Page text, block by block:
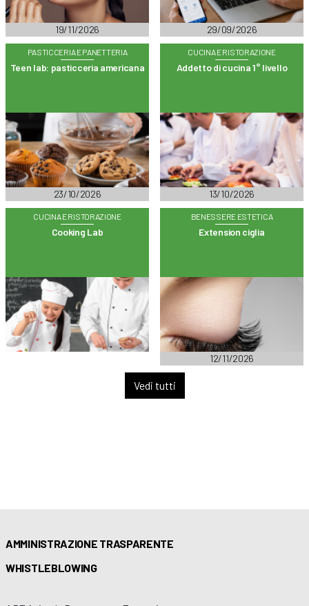
19/11/2026 29/09/2026
PASTICCERIA E PANETTERIA
Teen lab: pasticceria americana
23/10/2026
CUCINA E RISTORAZIONE
Addetto di cucina 1° livello
13/10/2026
CUCINA E RISTORAZIONE
Cooking Lab
BENESSERE ESTETICA
Extension ciglia
12/11/2026
Vedi tutti
AMMINISTRAZIONE TRASPARENTE
WHISTLEBLOWING